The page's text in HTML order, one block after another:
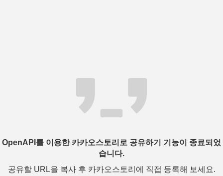
OpenAPI를 이용한 카카오스토리로 공유하기 기능이 종료되었
습니다.
공유할 URL을 복사 후 카카오스토리에 직접 등록해 보세요.